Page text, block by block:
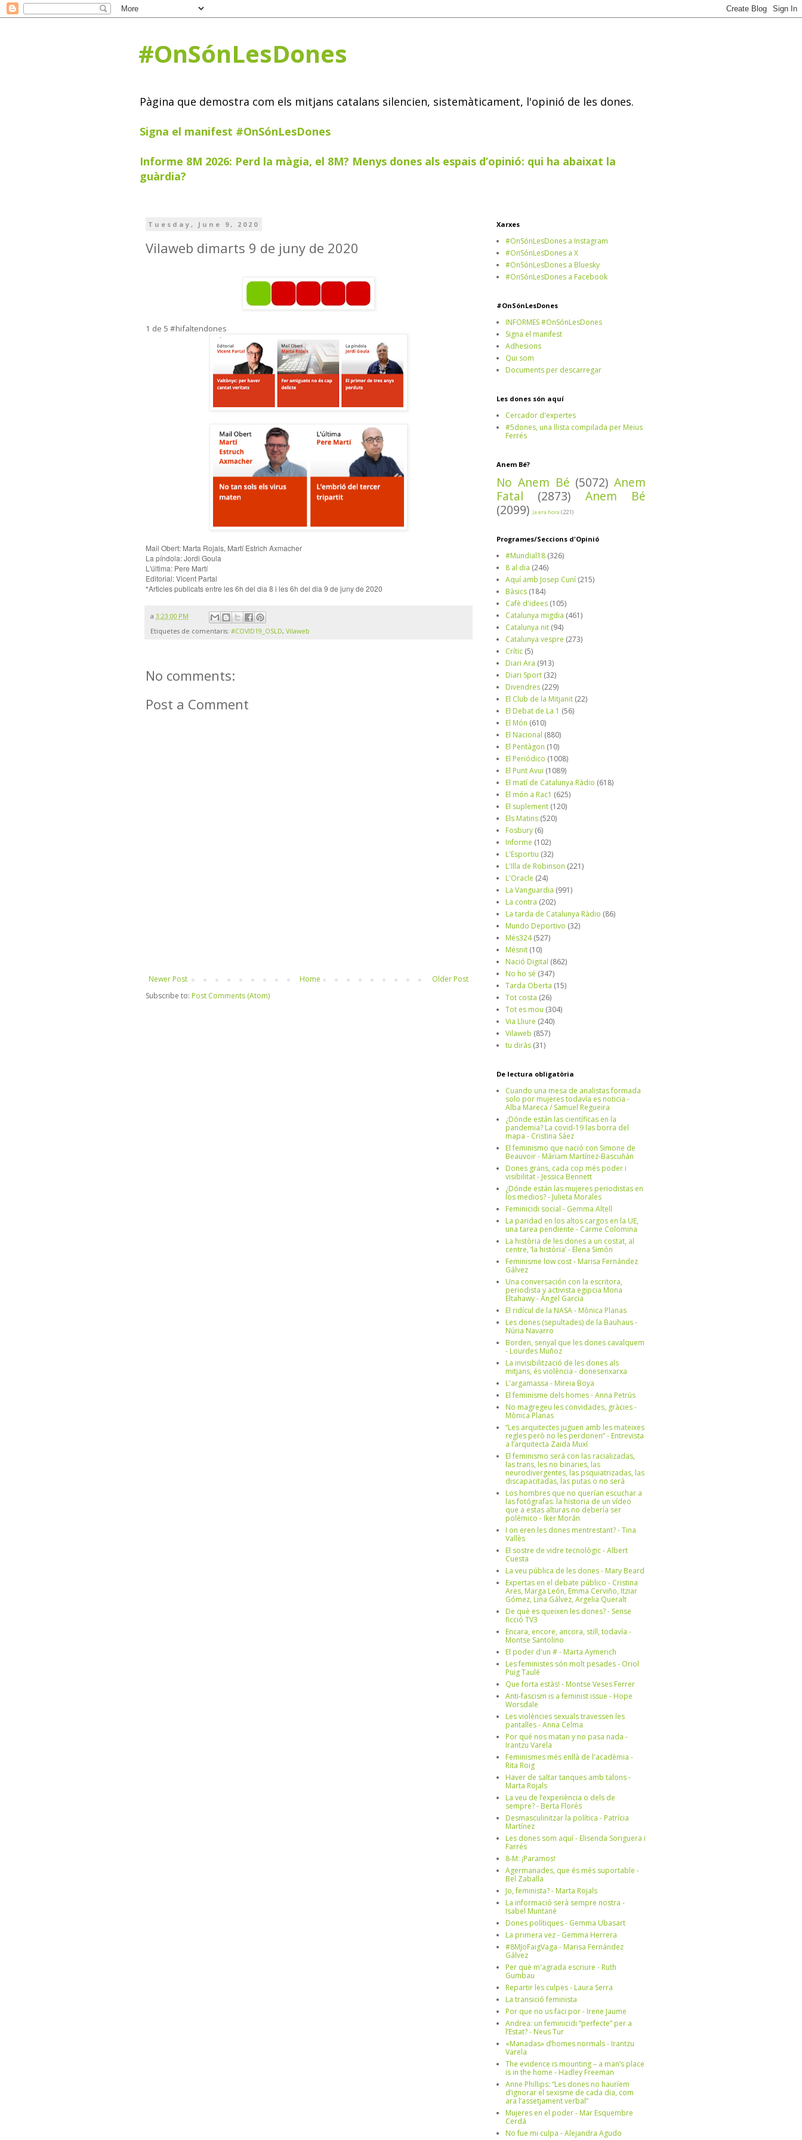
#OnSónLesDones
Pàgina que demostra com els mitjans catalans silencien, sistemàticament, l'opinió de les dones.
Signa el manifest #OnSónLesDones
Informe 8M 2026: Perd la màgia, el 8M? Menys dones als espais d’opinió: qui ha abaixat la
guàrdia?
Tuesday, June 9, 2020
Vilaweb dimarts 9 de juny de 2020
1 de 5 #hifaltendones
Mail Obert: Marta Rojals, Martí Estrich Axmacher
La píndola: Jordi Goula
L'última: Pere Martí
Editorial: Vicent Partal
*Articles publicats entre les 6h del dia 8 i les 6h del dia 9 de juny de 2020
a 3:23:00 PM
Etiquetes de comentaris: #COVID19_OSLD, Vilaweb
No comments:
Post a Comment
Newer Post Older Post
Home
Subscribe to: Post Comments (Atom)
Xarxes
#OnSónLesDones a Instagram
#OnSónLesDones a X
#OnSónLesDones a Bluesky
#OnSónLesDones a Facebook
#OnSónLesDones
INFORMES #OnSónLesDones
Signa el manifest
Adhesions
Qui som
Documents per descarregar
Les dones són aquí
Cercador d'expertes
#5dones, una llista compilada per Meius
Ferrés
Anem Bé?
No Anem Bé (5072) Anem
Fatal
(2873)
Anem Bé
(2099) Ja era hora (221)
Programes/Seccions d'Opinió
#Mundial18 (326)
8 al dia (246)
Aquí amb Josep Cuní (215)
Bàsics (184)
Cafè d'idees (105)
Catalunya migdia (461)
Catalunya nit (94)
Catalunya vespre (273)
Crític (5)
Diari Ara (913)
Diari Sport (32)
Divendres (229)
El Club de la Mitjanit (22)
El Debat de La 1 (56)
El Món (610)
El Nacional (880)
El Pentàgon (10)
El Periódico (1008)
El Punt Avui (1089)
El matí de Catalunya Ràdio (618)
El món a Rac1 (625)
El suplement (120)
Els Matins (520)
Fosbury (6)
Informe (102)
L'Esportiu (32)
L'Illa de Robinson (221)
L'Oracle (24)
La Vanguardia (991)
La contra (202)
La tarda de Catalunya Ràdio (86)
Mundo Deportivo (32)
Més324 (527)
Mésnit (10)
Nació Digital (862)
No ho sé (347)
Tarda Oberta (15)
Tot costa (26)
Tot es mou (304)
Via Lliure (240)
Vilaweb (857)
tu diràs (31)
De lectura obligatòria
Cuando una mesa de analistas formada
solo por mujeres todavía es noticia -
Alba Mareca / Samuel Regueira
¿Dónde están las científicas en la
pandemia? La covid-19 las borra del
mapa - Cristina Sáez
El feminismo que nació con Simone de
Beauvoir - Máriam Martínez-Bascuñán
Dones grans, cada cop més poder i
visibilitat - Jessica Bennett
¿Dónde están las mujeres periodistas en
los medios? - Julieta Morales
Feminicidi social - Gemma Altell
La paridad en los altos cargos en la UE,
una tarea pendiente - Carme Colomina
La història de les dones a un costat, al
centre, ‘la història’ - Elena Simón
Feminisme low cost - Marisa Fernández
Gálvez
Una conversación con la escritora,
periodista y activista egipcia Mona
Eltahawy - Àngel Garcia
El ridícul de la NASA - Mònica Planas
Les dones (sepultades) de la Bauhaus -
Núria Navarro
Borden, senyal que les dones cavalquem
- Lourdes Muñoz
La invisibilització de les dones als
mitjans, és violència - donesenxarxa
L'argamassa - Mireia Boya
El feminisme dels homes - Anna Petrús
No magregeu les convidades, gràcies -
Mònica Planas
“Les arquitectes juguen amb les mateixes
regles però no les perdonen” - Entrevista
a l’arquitecta Zaida Muxí
El feminismo será con las racializadas,
las trans, les no binaries, las
neurodivergentes, las psquiatrizadas, las
discapacitadas, las putas o no será
Los hombres que no querían escuchar a
las fotógrafas: la historia de un vídeo
que a estas alturas no debería ser
polémico - Iker Morán
I on eren les dones mentrestant? - Tina
Vallès
El sostre de vidre tecnològic - Albert
Cuesta
La veu pública de les dones - Mary Beard
Expertas en el debate público - Cristina
Ares, Marga León, Emma Cerviño, Itziar
Gómez, Lina Gálvez, Argelia Queralt
De què es queixen les dones? - Sense
ficció TV3
Encara, encore, ancora, still, todavía -
Montse Santolino
El poder d'un # - Marta Aymerich
Les feministes són molt pesades - Oriol
Puig Taulé
Que forta estàs! - Montse Veses Ferrer
Anti-fascism is a feminist issue - Hope
Worsdale
Les violències sexuals travessen les
pantalles - Anna Celma
Por qué nos matan y no pasa nada -
Irantzu Varela
Feminismes més enllà de l'acadèmia -
Rita Roig
Haver de saltar tanques amb talons -
Marta Rojals
La veu de l’experiència o dels de
sempre? - Berta Florés
Desmasculinitzar la política - Patrícia
Martínez
Les dones som aquí - Elisenda Soriguera i
Farrés
8-M: ¡Paramos!
Agermanades, que és més suportable -
Bel Zaballa
Jo, feminista? - Marta Rojals
La informació serà sempre nostra -
Isabel Muntané
Dones polítiques - Gemma Ubasart
La primera vez - Gemma Herrera
#8MJoFaigVaga - Marisa Fernández
Gálvez
Per què m'agrada escriure - Ruth
Gumbau
Repartir les culpes - Laura Serra
La transició feminista
Por que no us faci por - Irene Jaume
Andrea: un feminicidi “perfecte” per a
l’Estat? - Neus Tur
«Manadas» d’homes normals - Irantzu
Varela
The evidence is mounting – a man’s place
is in the home - Hadley Freeman
Anne Phillips: “Les dones no hauríem
d’ignorar el sexisme de cada dia, com
ara l’assetjament verbal”
Mujeres en el poder - Mar Esquembre
Cerdá
No fue mi culpa - Alejandra Agudo